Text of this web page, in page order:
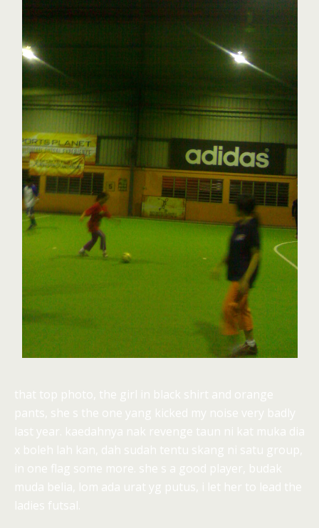
that top photo, the girl in black shirt and orange
pants, she s the one yang kicked my noise very badly
last year. kaedahnya nak revenge taun ni kat muka dia
x boleh lah kan, dah sudah tentu skang ni satu group,
in one flag some more. she s a good player, budak
muda belia, lom ada urat yg putus, i let her to lead the
ladies futsal.